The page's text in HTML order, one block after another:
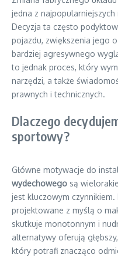
jedna z
Decyzja ta często
pojazdu, zwiększenia jego
bardziej agresywnego
to jednak proces, który
narzędzi, a także
prawnych i technicznych.
Dlaczego
sportowy?
Główne motywacje do
wydechowego są
jest kluczowym czynnikiem.
projektowane z myślą o
skutkuje monotonnym i
alternatywy oferują
który potrafi znacząco